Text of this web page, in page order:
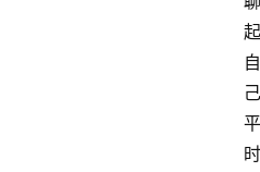
起
自
己
平
时